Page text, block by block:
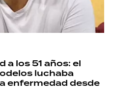
a los 51 años: el
luchaba
enfermedad desde